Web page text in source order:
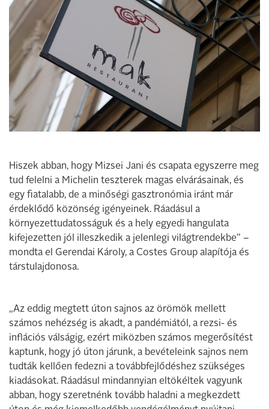
Hiszek abban, hogy Mizsei Jani és csapata egyszerre meg
tud felelni a Michelin teszterek magas elvárásainak, és
egy fiatalabb, de a minőségi gasztronómia iránt már
érdeklődő közönség igényeinek. Ráadásul a
környezettudatosságuk és a hely egyedi hangulata
kifejezetten jól illeszkedik a jelenlegi világtrendekbe” –
mondta el Gerendai Károly, a Costes Group alapítója és
társtulajdonosa.
„Az eddig megtett úton sajnos az örömök mellett
számos nehézség is akadt, a pandémiától, a rezsi- és
inflációs válságig, ezért miközben számos megerősítést
kaptunk, hogy jó úton járunk, a bevételeink sajnos nem
tudták kellően fedezni a továbbfejlődéshez szükséges
kiadásokat. Ráadásul mindannyian eltökéltek vagyunk
abban, hogy szeretnénk tovább haladni a megkezdett